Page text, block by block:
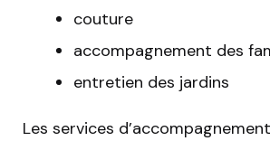
couture
accompagnement des
entretien des jardins
Les services